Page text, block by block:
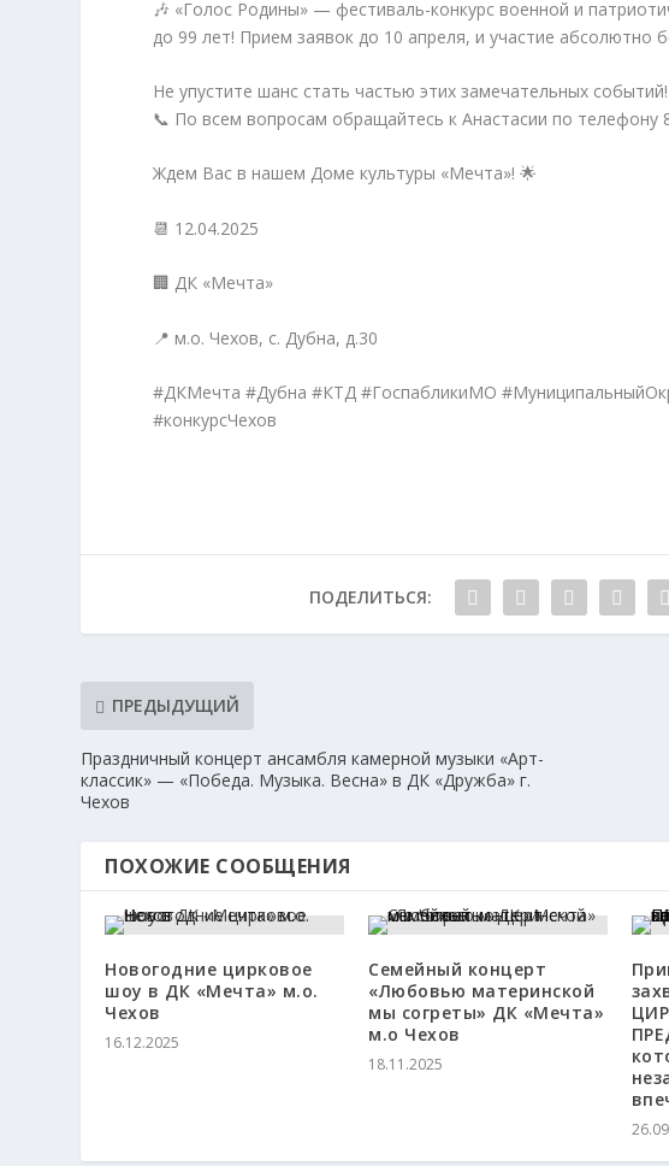
🎶 «Голос Родины» — фестиваль-конкурс военной и
до 99 лет! Прием заявок до 10 апреля, и участие
Не упустите шанс стать частью этих замечательных событий!
📞 По всем вопросам обращайтесь к Анастасии по телефону
Ждем Вас в нашем Доме культуры «Мечта»! 🌟
📆 12.04.2025
🏢 ДК «Мечта»
📍 м.о. Чехов, с. Дубна, д.30
#ДКМечта #Дубна #КТД #ГоспабликиМО
#конкурсЧехов
ПОДЕЛИТЬСЯ:
ПРЕДЫДУЩИЙ
Праздничный концерт ансамбля камерной музыки «Арт-
классик» — «Победа. Музыка. Весна» в ДК «Дружба» г.
Чехов
ПОХОЖИЕ СООБЩЕНИЯ
Новогодние цирковое
шоу в ДК «Мечта» м.о.
Чехов
16.12.2025
Семейный концерт
«Любовью материнской
мы согреты» ДК «Мечта»
м.о Чехов
18.11.2025